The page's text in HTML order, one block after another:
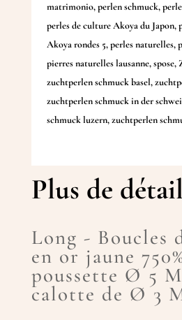
matrimonio,perlen schmuck,
perles de culture Akoya du Japon,
Akoya rondes 5,perles naturelles,
pierres naturelles lausanne,spose,
zuchtperlen schmuck basel,
zuchtperlen schmuck in der
schmuck luzern,zuchtperlen
Plus de détail
Long - Boucles
en or jaune
poussette Ø 5
calotte de Ø 3